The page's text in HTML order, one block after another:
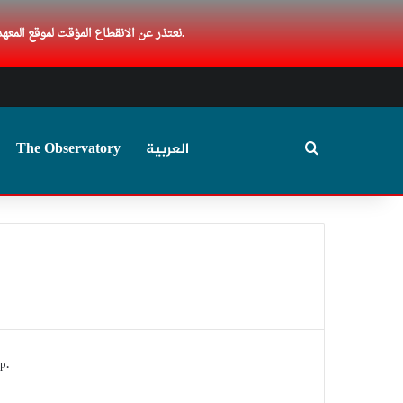
نعتذر عن الانقطاع المؤقت لموقع المعهد المصري. يسعدنا أن نعود إليكم بعد فترة من التوقف بسبب عطل فني، ةنعمل حاليا علي تحديث الموقع. شكرا لصبركم وتفهمكم.
The Observatory العربية Search for